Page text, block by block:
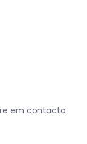
em contacto